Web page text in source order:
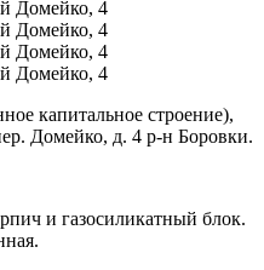
капитальное строение),
Домейко, д. 4 р-н Боровки.
и газосиликатный блок.